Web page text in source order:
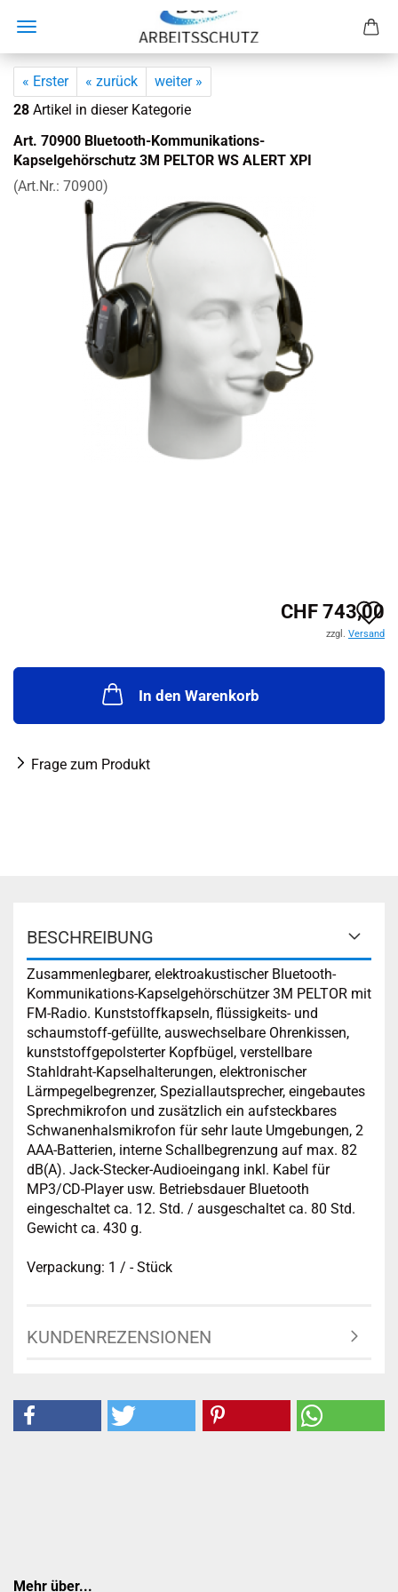
« Erster « zurück
weiter »
28 Artikel in dieser Kategorie
Art. 70900 Bluetooth-​Kommunikations-
Kapselgehörschutz 3M PEL­TOR WS ALERT XPI
(Art.Nr.: 70900)
CHF 743,00
zzgl. Versand
In den Warenkorb
Frage zum Produkt
BESCHREIBUNG
Zusammenlegbarer, elektroakustischer Bluetooth-
Kommunikations-Kapselgehörschützer 3M PELTOR mit
FM-Radio. Kunststoffkapseln, flüssigkeits- und
schaumstoff-gefüllte, auswechselbare Ohrenkissen,
kunststoffgepolsterter Kopfbügel, verstellbare
Stahldraht-Kapselhalterungen, elektronischer
Lärmpegelbegrenzer, Speziallautsprecher, eingebautes
Sprechmikrofon und zusätzlich ein aufsteckbares
Schwanenhalsmikrofon für sehr laute Umgebungen, 2
AAA-Batterien, interne Schallbegrenzung auf max. 82
dB(A). Jack-Stecker-Audioeingang inkl. Kabel für
MP3/CD-Player usw. Betriebsdauer Bluetooth
eingeschaltet ca. 12. Std. / ausgeschaltet ca. 80 Std.
Gewicht ca. 430 g.
Verpackung: 1 / - Stück
KUNDENREZENSIONEN
Mehr über...